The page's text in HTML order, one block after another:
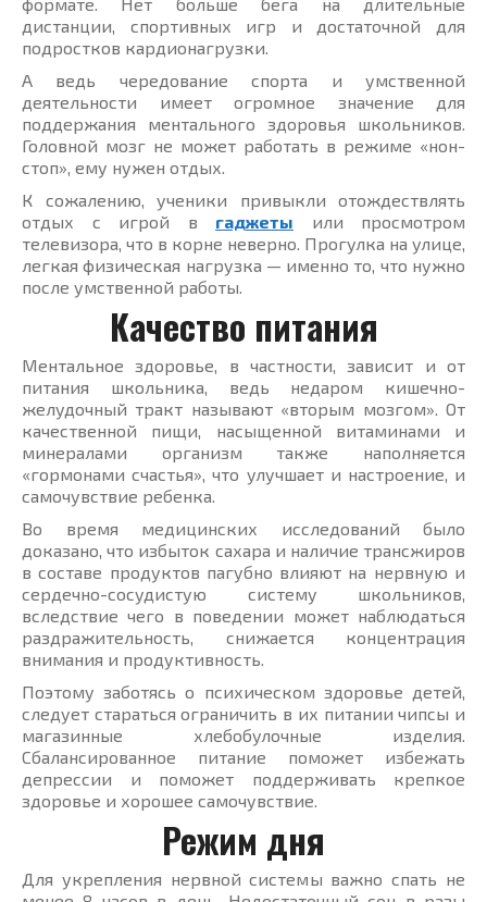
дистанции, спортивных игр и достаточной для
подростков кардионагрузки.
А ведь чередование спорта и умственной
деятельности имеет огромное значение для
поддержания ментального здоровья школьников.
Головной мозг не может работать в режиме «нон-
стоп», ему нужен отдых.
К сожалению, ученики привыкли отождествлять
отдых с игрой в гаджеты или просмотром
телевизора, что в корне неверно. Прогулка на улице,
легкая физическая нагрузка — именно то, что нужно
после умственной работы.
Качество питания
Ментальное здоровье, в частности, зависит и от
питания школьника, ведь недаром кишечно-
желудочный тракт называют «вторым мозгом». От
качественной пищи, насыщенной витаминами и
минералами организм также наполняется
«гормонами счастья», что улучшает и настроение, и
самочувствие ребенка.
Во время медицинских исследований было
доказано, что избыток сахара и наличие трансжиров
в составе продуктов пагубно влияют на нервную и
сердечно-сосудистую систему школьников,
вследствие чего в поведении может наблюдаться
раздражительность, снижается концентрация
внимания и продуктивность.
Поэтому заботясь о психическом здоровье детей,
следует стараться ограничить в их питании чипсы и
магазинные хлебобулочные изделия.
Сбалансированное питание поможет избежать
депрессии и поможет поддерживать крепкое
здоровье и хорошее самочувствие.
Режим дня
Для укрепления нервной системы важно спать не